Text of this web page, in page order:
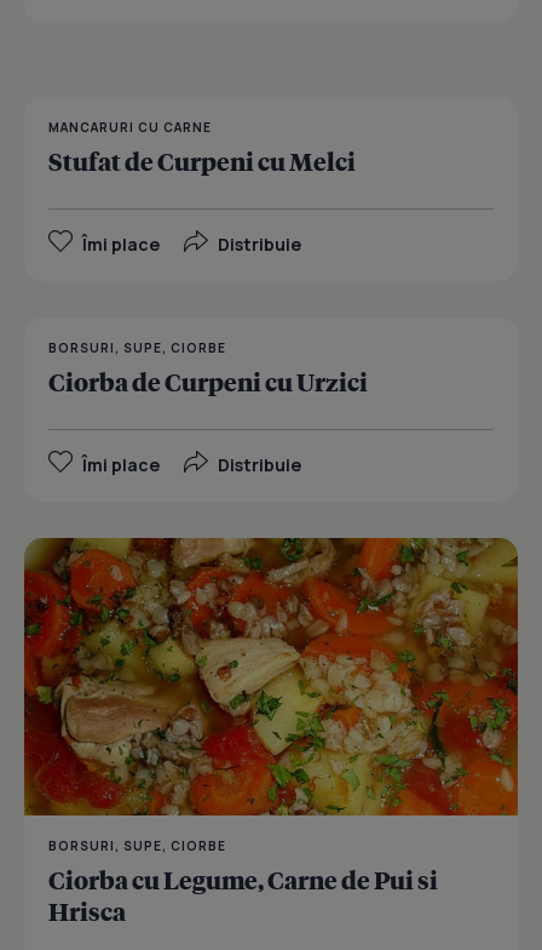
MANCARURI CU CARNE
Stufat de Curpeni cu Melci
Îmi place Distribuie
BORSURI, SUPE, CIORBE
Ciorba de Curpeni cu Urzici
Îmi place Distribuie
BORSURI, SUPE, CIORBE
Ciorba cu Legume, Carne de Pui si
Hrisca